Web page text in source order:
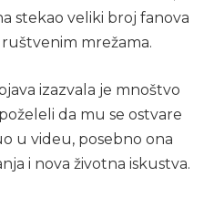
stekao veliki broj fanova
mrežama.
izazvala je mnoštvo
da mu se ostvare
u videu, posebno ona
i nova životna iskustva.